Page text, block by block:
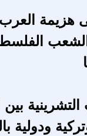
هزيمة
ودولية